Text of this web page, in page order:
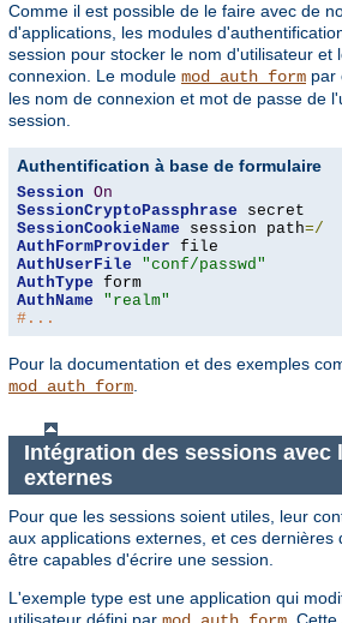
Comme il est possible de le faire avec de
d'applications, les modules
session pour stocker le nom d'utilisateur et
connexion. Le module mod_auth_form par
les nom de connexion et mot de passe de
session.
Authentification à base de formulaire
Session On
SessionCryptoPassphrase
SessionCookieName session path=/
AuthFormProvider
AuthUserFile
"conf/passwd"
AuthType
AuthName
"realm"
#...
Pour la documentation et des exemples
mod_auth_form.
Intégration des sessions avec
externes
Pour que les sessions soient utiles, leur
aux applications externes, et ces dernières
être capables d'écrire une session.
L'exemple type est une application qui